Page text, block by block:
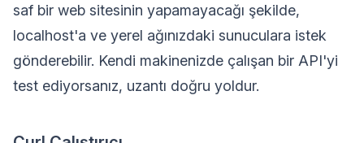
saf bir web sitesinin yapamayacağı şekilde,
localhost'a ve yerel ağınızdaki sunuculara istek
gönderebilir. Kendi makinenizde çalışan bir API'yi
test ediyorsanız, uzantı doğru yoldur.